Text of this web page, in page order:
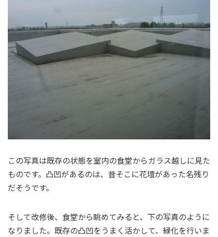
この写真は既存の状態を室内の食堂からガラス越しに見た
ものです。凸凹があるのは、昔そこに花壇があった名残り
だそうです。
そして改修後、食堂から眺めてみると、下の写真のように
なりました。既存の凸凹をうまく活かして、緑化を行いま